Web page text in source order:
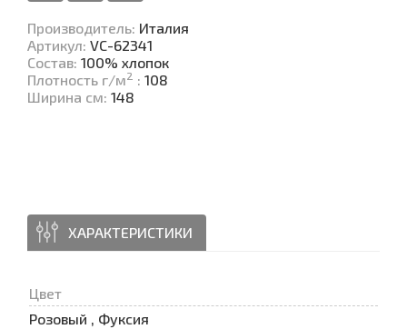
Производитель: Италия
Артикул: VC-62341
Состав: 100% хлопок
Плотность г/м2 : 108
Ширина см: 148
ХАРАКТЕРИСТИКИ
Цвет
Розовый , Фуксия